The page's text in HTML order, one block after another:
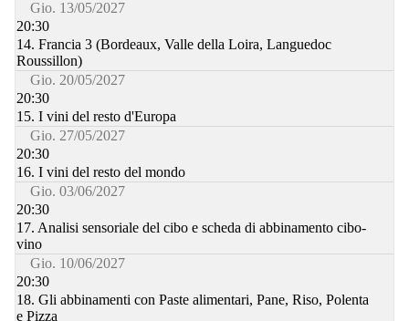
Gio. 13/05/2027
20:30
14. Francia 3 (Bordeaux, Valle della Loira, Languedoc
Roussillon)
Gio. 20/05/2027
20:30
15. I vini del resto d'Europa
Gio. 27/05/2027
20:30
16. I vini del resto del mondo
Gio. 03/06/2027
20:30
17. Analisi sensoriale del cibo e scheda di abbinamento cibo-
vino
Gio. 10/06/2027
20:30
18. Gli abbinamenti con Paste alimentari, Pane, Riso, Polenta
e Pizza